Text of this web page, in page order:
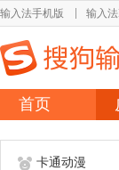
输入法手机版 输入
首页
卡通动漫